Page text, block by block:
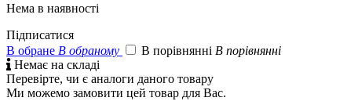
Нема в наявності
Підписатися
В обране В обраному В порівнянні В порівнянні
 Немає на складі
Перевірте, чи є аналоги даного товару
Ми можемо замовити цей товар для Вас.